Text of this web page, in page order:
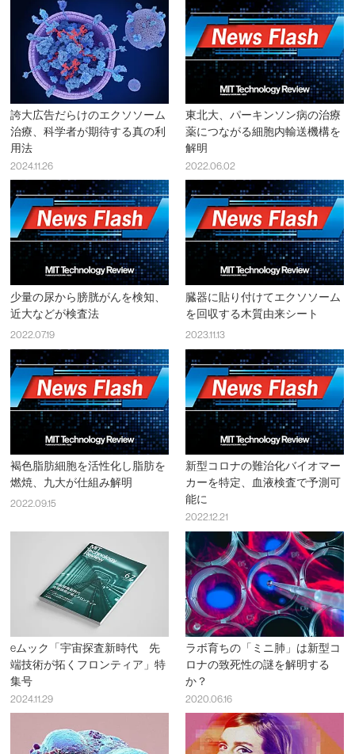
誇大広告だらけのエクソソーム
治療、科学者が期待する真の利
用法
2024.11.26
東北大、パーキンソン病の治療
薬につながる細胞内輸送機構を
解明
2022.06.02
少量の尿から膀胱がんを検知、
近大などが検査法
2022.07.19
臓器に貼り付けてエクソソーム
を回収する木質由来シート
2023.11.13
褐色脂肪細胞を活性化し脂肪を
燃焼、九大が仕組み解明
2022.09.15
新型コロナの難治化バイオマー
カーを特定、血液検査で予測可
能に
2022.12.21
eムック「宇宙探査新時代 先
端技術が拓くフロンティア」特
集号
2024.11.29
ラボ育ちの「ミニ肺」は新型コ
ロナの致死性の謎を解明する
か？
2020.06.16